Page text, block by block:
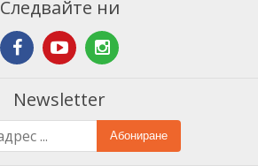
Следвайте ни
Newsletter
Абониране